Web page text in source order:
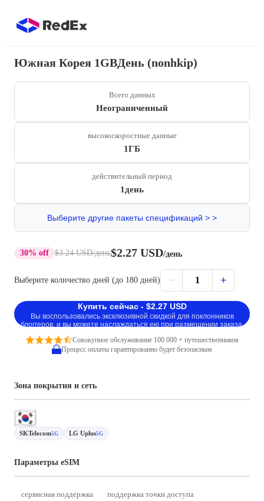
Южная Корея 1GBДень (nonhkip)
Всего данных
Неограниченный
высокоскоростные данные
1ГБ
действительный период
1день
Выберите другие пакеты спецификаций > >
30% off $3.24 USD/день$2.27 USD/день
Выберите количество дней (до 180 дней) − 1 +
Купить сейчас - $2.27 USD
Вы воспользовались эксклюзивной скидкой для поклонников
блоггеров, и вы можете наслаждаться ею при размещении заказа.
Совокупное обслуживание 100 000 + путешественников
Процесс оплаты гарантированно будет безопасным
Зона покрытия и сеть
SKTelecom5G LG Uplus5G
Параметры eSIM
сервисная поддержка
поддержка точки доступа